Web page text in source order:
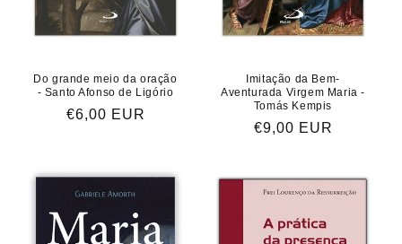
Do grande meio da oração
- Santo Afonso de Ligório
Preço
€6,00 EUR
Imitação da Bem-
Aventurada Virgem Maria -
Tomás Kempis
Preço
€9,00 EUR